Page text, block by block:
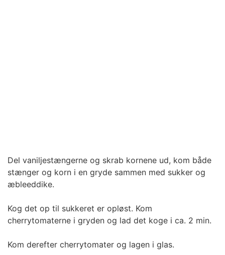
Del vaniljestængerne og skrab kornene ud, kom både
stænger og korn i en gryde sammen med sukker og
æbleeddike.
Kog det op til sukkeret er opløst. Kom
cherrytomaterne i gryden og lad det koge i ca. 2 min.
Kom derefter cherrytomater og lagen i glas.